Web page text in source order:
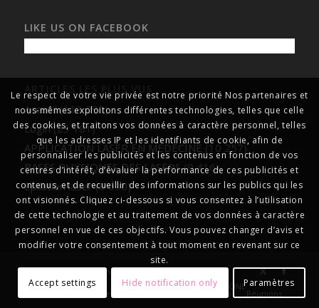
LIKE US ON FACEBOOK
ARTICLES LES PLUS VUS
Accueil (113 090)
Login (23 181)
APPLICATION LASER EN MEDECINE (10 257)
BASES PHYSIQUES DES LASERS (9 416)
Epilation laser (6 690)
© Copyrightformationlasersmédicaux
Accueil
A propos APPLICATION LASER EN MEDECINE
Les centres lasers médicaux Liens Web Réunions
Le respect de votre vie privée est notre priorité Nos partenaires et
nous-mêmes exploitons différentes technologies, telles que celle
des cookies, et traitons vos données à caractère personnel, telles
que les adresses IP et les identifiants de cookie, afin de
personnaliser les publicités et les contenus en fonction de vos
centres d’intérêt, d’évaluer la performance de ces publicités et
contenus, et de recueillir des informations sur les publics qui les
ont visionnés. Cliquez ci-dessous si vous consentez à l’utilisation
de cette technologie et au traitement de vos données à caractère
personnel en vue de ces objectifs. Vous pouvez changer d’avis et
modifier votre consentement à tout moment en revenant sur ce
site.
Accept settings
Hide notification only Paramètres